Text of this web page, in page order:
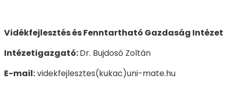
Vidékfejlesztés és Fenntartható Gazdaság Intézet
Intézetigazgató:Dr. Bujdosó Zoltán
E-mail:videkfejlesztes(kukac)uni-mate.hu